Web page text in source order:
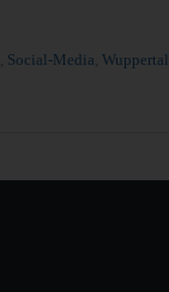
Social-Media Wuppertal